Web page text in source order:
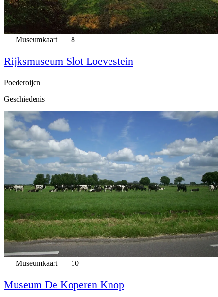
Museumkaart 8
Rijksmuseum Slot Loevestein
Poederoijen
Geschiedenis
Museumkaart 10
Museum De Koperen Knop